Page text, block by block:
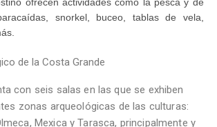
snorkel, buceo, tablas de vela,
de la Costa Grande
con seis salas en las que se exhiben
zonas arqueológicas de las culturas:
Mexica y Tarasca, principalmente y